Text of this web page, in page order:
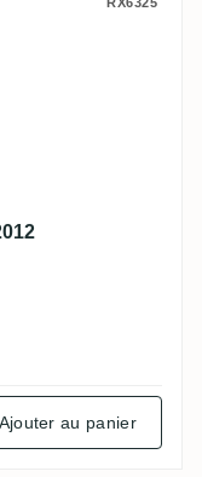
Ajouter au panier